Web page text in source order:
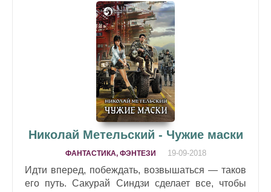
Николай Метельский - Чужие маски
ФАНТАСТИКА, ФЭНТЕЗИ 19-09-2018
Идти вперед, побеждать, возвышаться — таков
его путь. Сакурай Синдзи сделает все, чтобы